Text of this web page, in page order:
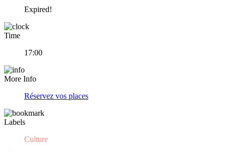
Expired!
Time
17:00
More Info
Réservez vos places
Labels
Culture